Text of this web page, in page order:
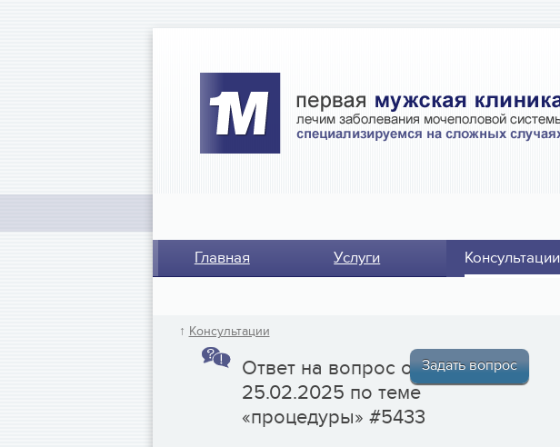
Главная Услуги Консультации
↑ Консультации
Задать вопрос
Ответ на вопрос от
25.02.2025 по теме
«процедуры» #5433